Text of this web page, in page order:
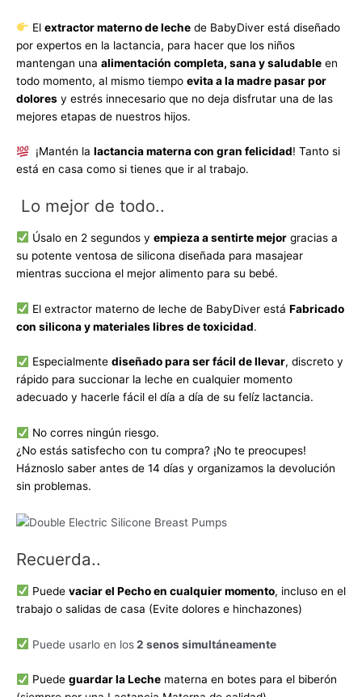
El extractor materno de lechede BabyDiver está diseñado
por expertos en la lactancia, para hacer que los niños
mantengan una alimentación completa, sana y saludable en
todo momento, al mismo tiempo evita a la madre pasar por
dolores y estrés innecesario que no deja disfrutar una de las
mejores etapas de nuestros hijos.
¡Mantén la lactancia materna con gran felicidad! Tanto si
está en casa como si tienes que ir al trabajo.
Lo mejor de todo..
Úsalo en 2 segundos y empieza a sentirte mejorgracias a
su potente ventosa de silicona diseñada para masajear
mientras succiona el mejor alimento para su bebé.
El extractor materno de leche de BabyDiver está Fabricado
con silicona y materiales libres de toxicidad.
Especialmente diseñado para ser fácil de llevar, discreto y
rápido para succionar la leche en cualquier momento
adecuado y hacerle fácil el día a día de su felíz lactancia.
No corres ningún riesgo.
¿No estás satisfecho con tu compra? ¡No te preocupes!
Háznoslo saber antes de 14 días y organizamos la devolución
sin problemas.
Recuerda..
Puede vaciar el Pecho en cualquier momento, incluso en el
trabajo o salidas de casa (Evite dolores e hinchazones)
Puede usarlo en los2 senos simultáneamente
Puede guardar la Lechematerna en botes para el biberón